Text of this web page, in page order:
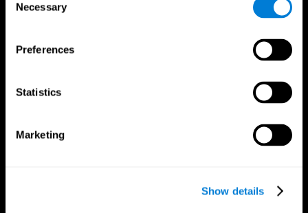
Selection
Necessary
Preferences
Statistics
Marketing
Show details